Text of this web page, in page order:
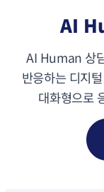
AI
AI Human 상
반응하는 디지
대화형으로